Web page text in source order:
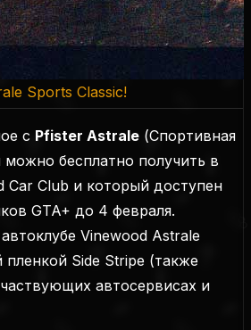
Sports Classic!
с Pfister Astrale (Спортивная
бесплатно получить в
Car Club и который доступен
GTA+ до 4 февраля.
Vinewood Astrale
Side Stripe (также
автосервисах и